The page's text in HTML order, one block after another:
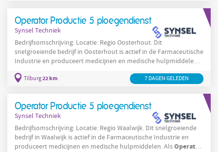
een
Operator Productie 5 ploegendienst
Synsel Techniek
Bedrijfsomschrijving: Locatie: Regio Oosterhout. Dit
snelgroeiende bedrijf in Oosterhout is actief in de Farmaceutische
Industrie en produceert medicijnen en medische hulpmiddelen.
productieomgeving waar nauwkeurigheid en veiligheid
Tilburg22 km 7 DAGEN GELEDEN
Operator Productie 5 ploegendienst
Synsel Techniek
Bedrijfsomschrijving: Locatie: Regio Waalwijk. Dit snelgroeiende
bedrijf in Waalwijk is actief in de Farmaceutische Industrie en
produceert medicijnen en medische hulpmiddelen. AlsOperator